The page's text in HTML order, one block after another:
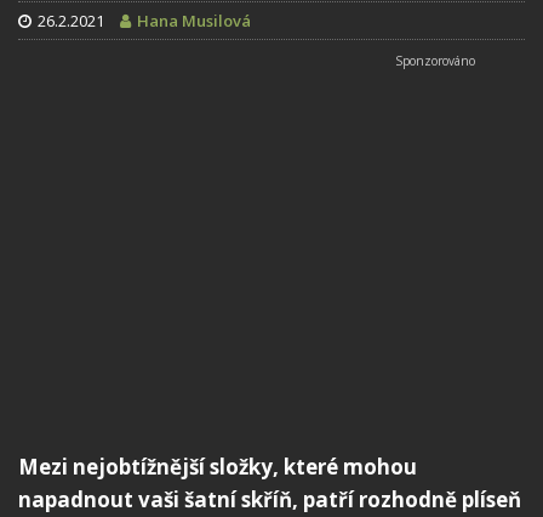
26.2.2021 Hana Musilová
Mezi nejobtížnější složky, které mohou
napadnout vaši šatní skříň, patří rozhodně plíseň